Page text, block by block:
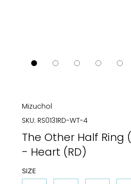
Mizuchol
SKU: RS0131RD-WT-4
The Other Half Ring
- Heart (RD)
SIZE